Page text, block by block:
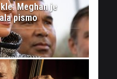
Meghan je
pismo